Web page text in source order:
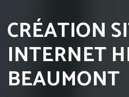
CRÉATION
INTERNET
BEAUMONT